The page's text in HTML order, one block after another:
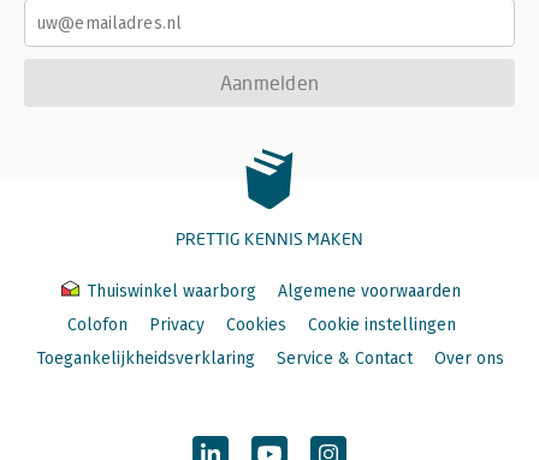
Aanmelden
PRETTIG KENNIS MAKEN
Thuiswinkel waarborg
Algemene voorwaarden
Colofon
Privacy Cookies
Cookie instellingen
Toegankelijkheidsverklaring
Service & Contact Over ons